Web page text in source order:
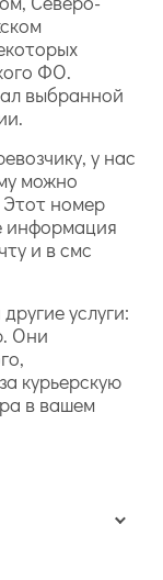
ФО.
выбранной
у нас
можно
Этот номер
информация
и в смс
услуги:
Они
курьерскую
в вашем